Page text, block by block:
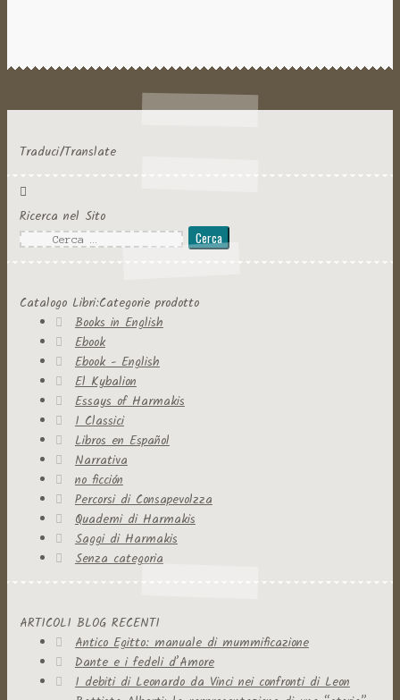
Traduci/Translate
Ricerca nel Sito
Ricerca
per:
Catalogo Libri:Categorie prodotto
Books in English
Ebook
Ebook - English
El Kybalion
Essays of Harmakis
I Classici
Libros en Español
Narrativa
no ficción
Percorsi di Consapevolzza
Quaderni di Harmakis
Saggi di Harmakis
Senza categoria
ARTICOLI BLOG RECENTI
Antico Egitto: manuale di mummificazione
Dante e i fedeli d’Amore
I debiti di Leonardo da Vinci nei confronti di Leon